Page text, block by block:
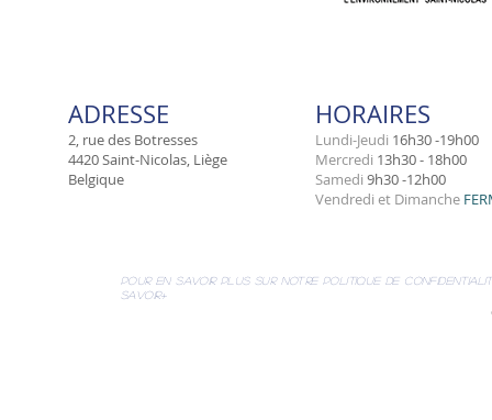
ADRESSE
2, rue des Botresses
4420 Saint-Nicolas, Liège
Belgique
HORAIRES
Lundi-Jeudi 16h30 -19h00
Mercredi 13h30 - 18h00
​Samedi 9h30 -12h00
Vendredi et Dimanche
pour en savoir plus sur notre politique de
savoir+